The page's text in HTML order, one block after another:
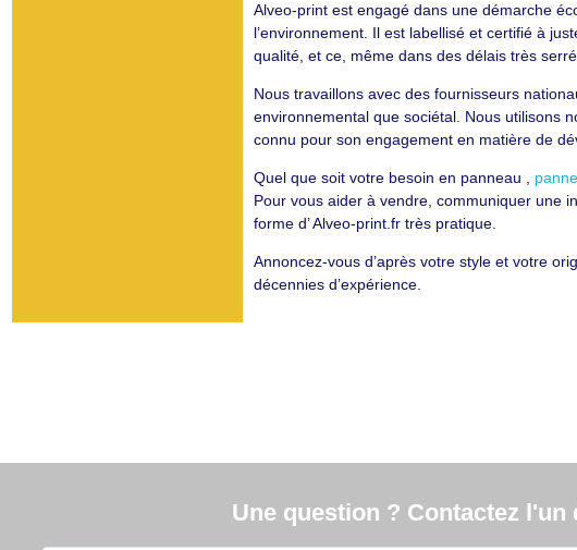
Alveo-print est engagé dans une démarche
l’environnement. Il est labellisé et certifié à
qualité, et ce, même dans des délais très
Nous travaillons avec des fournisseurs
environnemental que sociétal. Nous utilisons
connu pour son engagement en matière de
Quel que soit votre besoin en panneau ,
Pour vous aider à vendre, communiquer une
forme d’ Alveo-print.fr très pratique.
Annoncez-vous d’après votre style et votre
décennies d’expérience.
Une question ? Contactez